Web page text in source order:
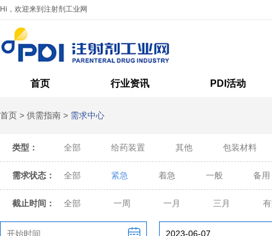
Hi，欢迎来到注射剂工业网
首页 行业资讯 PDI活动
首页 > 供需指南 > 需求中心
类型： 全部 给药装置 其他 包装材料
需求状态： 全部 紧急 着急 一般 备用
截止时间： 全部 一周 一月 三月